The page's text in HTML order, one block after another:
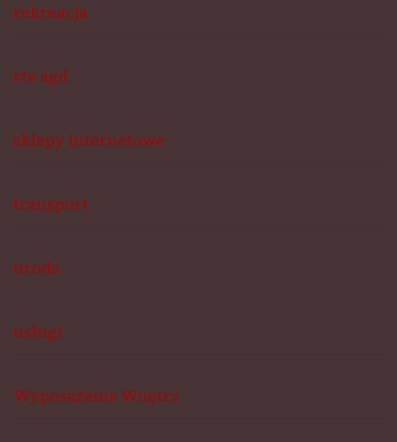
rekreacja
rtv agd
sklepy internetowe
transport
uroda
usługi
Wyposażenie Wnętrz